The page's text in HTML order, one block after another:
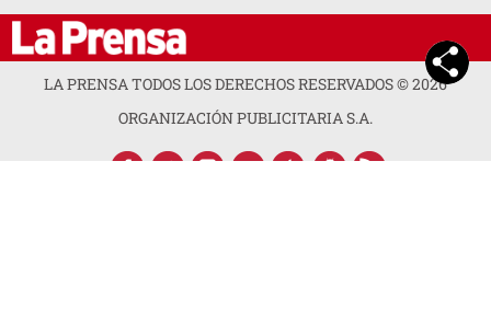
LA PRENSA TODOS LOS DERECHOS RESERVADOS ©2026
ORGANIZACIÓN PUBLICITARIA S.A.